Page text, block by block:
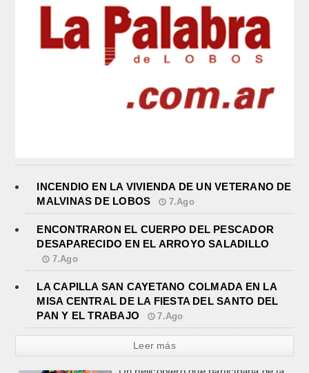
INCENDIO EN LA VIVIENDA DE UN VETERANO DE
MALVINAS DE LOBOS
7.Ago
ENCONTRARON EL CUERPO DEL PESCADOR
DESAPARECIDO EN EL ARROYO SALADILLO
7.Ago
LA CAPILLA SAN CAYETANO COLMADA EN LA
MISA CENTRAL DE LA FIESTA DEL SANTO DEL
PAN Y EL TRABAJO
7.Ago
Leer más